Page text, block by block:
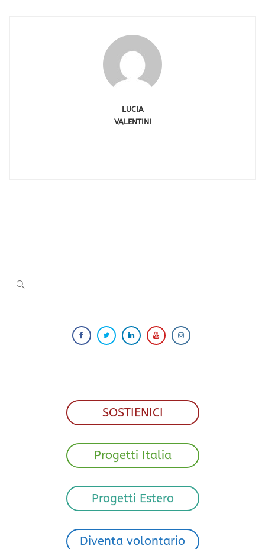
LUCIA
VALENTINI
SOSTIENICI
Progetti Italia
Progetti Estero
Diventa volontario